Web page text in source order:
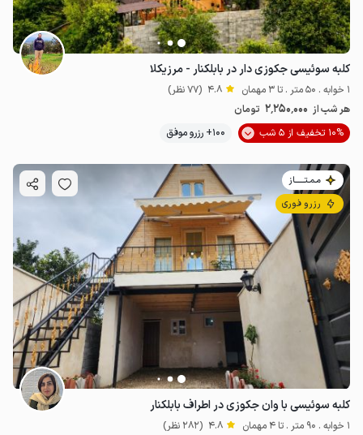
کلبه سوئیسی جکوزی دار در بابلکنار - مرزیکلا
1 خوابه . 50 متر . تا 3 مهمان 4.8 (77 نظر)
هر شب از 2٬250٬000 تومان
10% تخفیف از 5 شب
100+ رزرو موفق
مـمـتــــــاز
رزرو فوری
کلبه سوئیسی با وان جکوزی در اطراف بابلکنار
1 خوابه . 90 متر . تا 4 مهمان 4.8 (282 نظر)